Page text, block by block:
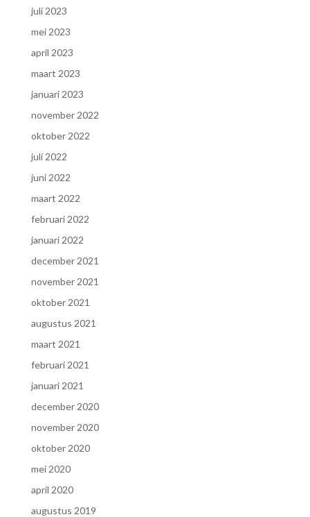
juli 2023
mei 2023
april 2023
maart 2023
januari 2023
november 2022
oktober 2022
juli 2022
juni 2022
maart 2022
februari 2022
januari 2022
december 2021
november 2021
oktober 2021
augustus 2021
maart 2021
februari 2021
januari 2021
december 2020
november 2020
oktober 2020
mei 2020
april 2020
augustus 2019